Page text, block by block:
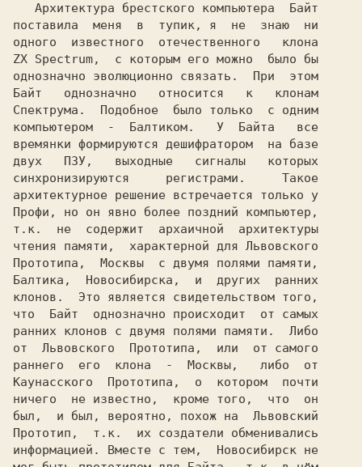
   Архитектура брестского компьютера
поставила  меня  в  тупик, я  не  знаю  ни
ZX Spectrum,
  с которым его можно  было бы
Байт
  однозначно   относится   к   клонам
Спектрума.  Подобное  было только  с одним
компьютером  - Балтиком.
   У
Байта
  все
времянки формируются дешифратором  на базе
двух
ПЗУ,
   выходные   сигналы   которых
синхронизируются     регистрами.     Такое
Профи , но он явно более поздний компьютер,
т.к.  не  содержит  архаичной  архитектуры
чтения памяти,  характерной для
Прототипа,  Москвы
клонов.
Это является свидетельством того,
что
Байт
однозначно происходит  от самых
ранних клонов с двумя полями памяти.  Либо
от
Львовского  Прототипа,
  или  от самого
раннего  его  клона  - Москвы,
Каунасского  Прототипа,
  о  котором  почти
ничего  не известно,  кроме того,  что  он
был,  и был, вероятно, похож на
Прототип,
  т.к.  их создатели обменивались
информацией. Вместе с тем,
Новосибирск не